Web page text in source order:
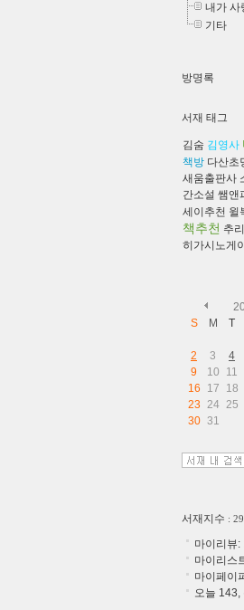
내가 사
기타
방명록
서재 태그
김숨 김영사
책방 다산초
새움출판사
간소설 쌤앤
세이추천 윌
책추천 추
히가시노게
S
M T
2
3 4
9
10 11
16
17 18
23
24 25
30 31
서재지수 :
마이리뷰:
마이리스
마이페이
오늘 143,